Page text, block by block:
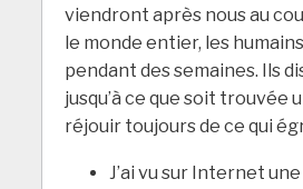
viendront après nous au
le monde entier, les
pendant des semaines. Ils
jusqu’à ce que soit
réjouir toujours de ce qui
J’ai vu sur Internet